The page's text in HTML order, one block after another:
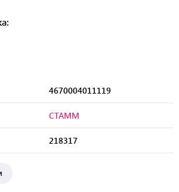
4670004011119
СТАММ
218317